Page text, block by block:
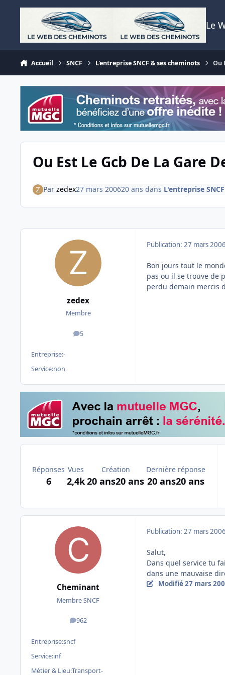
Aller au contenu
Le
Accueil SNCF L'entreprise SNCF & ses cheminots Ou
Ou Est Le Gcb De La Gare
Par zedex27 mars 200620 ans dans L'entreprise
zedex
Membre
5
messages
Entreprise:-
Service:non
Publication: 27 mars
Bon jours tout le
pas ou il se trouve de
perdu demain mercis
Réponses
6
Vues
2,4k
Création
20 ans20 ans
Dernière réponse
20 ans20 ans
Cheminant
Membre SNCF
962
messages
Entreprise:sncf
Service:inf
Métier & Lieu:Transport-
Publication: 27 mars
Salut,
Dans quel service tu
dans une mauvaise
Modifié27 mars